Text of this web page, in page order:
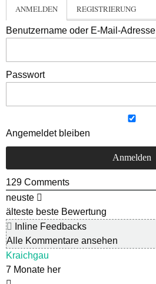
ANMELDEN REGISTRIERUNG
Benutzername oder E-Mail-Adresse
Passwort
Angemeldet bleiben
129 Comments
neuste
älteste beste Bewertung
Inline Feedbacks
Alle Kommentare ansehen
Kraichgau
7 Monate her